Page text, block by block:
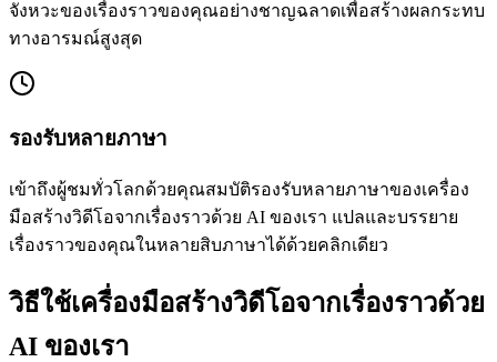
จังหวะของเรื่องราวของคุณอย่างชาญฉลาดเพื่อสร้างผลกระทบ
ทางอารมณ์สูงสุด
รองรับหลายภาษา
เข้าถึงผู้ชมทั่วโลกด้วยคุณสมบัติรองรับหลายภาษาของเครื่อง
มือสร้างวิดีโอจากเรื่องราวด้วย AI ของเรา แปลและบรรยาย
เรื่องราวของคุณในหลายสิบภาษาได้ด้วยคลิกเดียว
วิธีใช้เครื่องมือสร้างวิดีโอจากเรื่องราวด้วย
AI ของเรา